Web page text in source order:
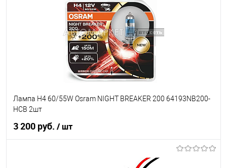
В наличии
Лампа H4 60/55W Osram NIGHT BREAKER 200 64193NB200-
HCB 2шт
3 200 руб. / шт